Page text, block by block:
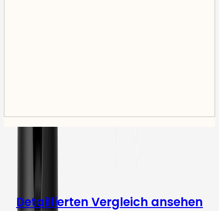
Detaillierten Vergleich ansehen